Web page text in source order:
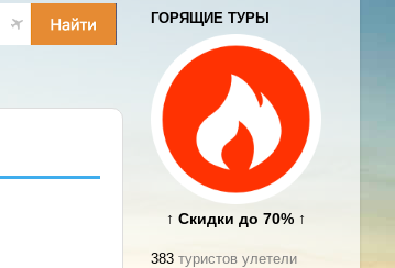
ГОРЯЩИЕ ТУРЫ
↑ Скидки до 70% ↑
383 туристов улетели